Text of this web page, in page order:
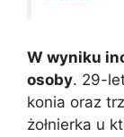
W wyniku
osoby. 29-
konia oraz
żołnierka u